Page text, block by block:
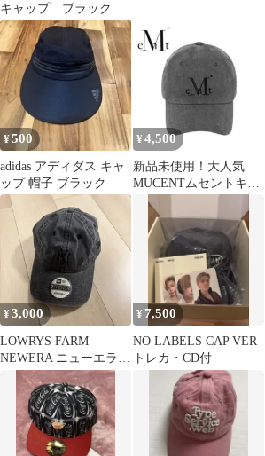
キャップ ブラック
¥500
adidas アディダス キャ
ップ 帽子 ブラック
¥ 4,500
新品未使用！大人気
MUCENTムセントキャ
ップ ダイインググレー
デニム
¥3,000
LOWRYS FARM
NEWERA ニューエラ
ウォッシュドキャップ
¥ 7,500
NO LABELS CAP VER
トレカ・CD付